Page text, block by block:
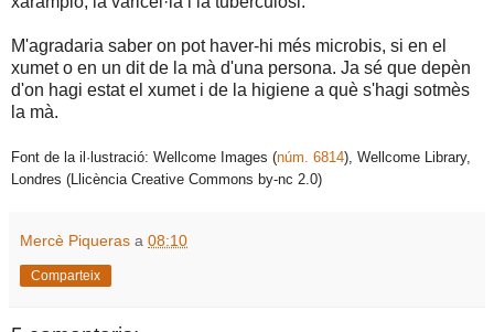
M'agradaria saber on pot haver-hi més microbis, si en el
xumet o en un dit de la mà d'una persona. Ja sé que depèn
d'on hagi estat el xumet i de la higiene a què s'hagi sotmès
la mà.
Font de la il·lustració: Wellcome Images (núm. 6814), Wellcome Library,
Londres (Llicència Creative Commons by-nc 2.0)
Mercè Piqueras a 08:10
Comparteix